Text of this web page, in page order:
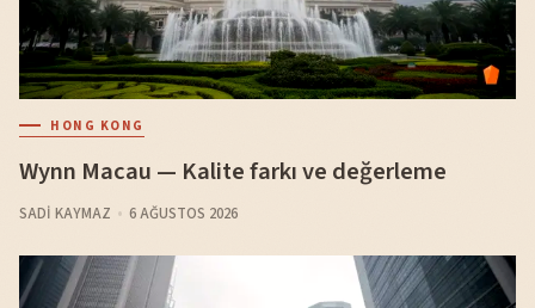
HONG KONG
Wynn Macau — Kalite farkı ve değerleme
SADI KAYMAZ 6 AĞUSTOS 2026